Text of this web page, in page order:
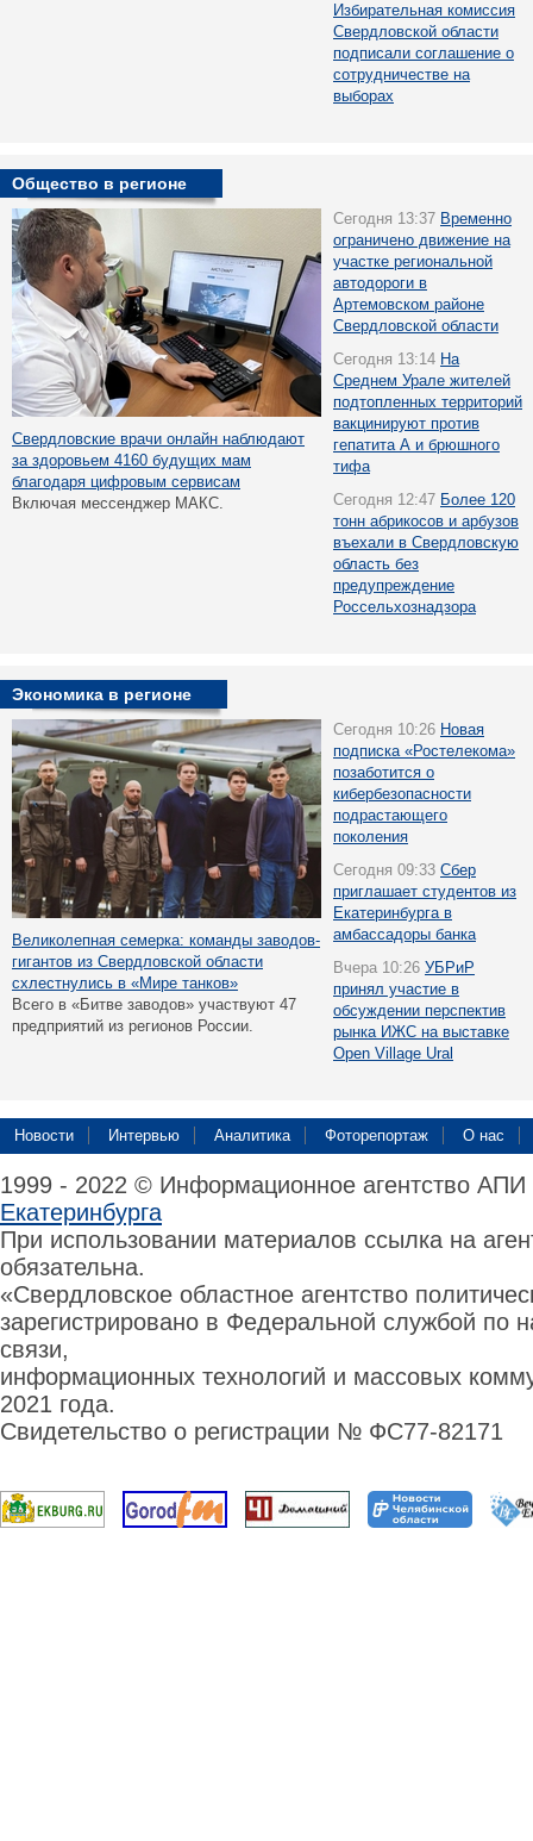
Избирательная комиссия
Свердловской области
подписали соглашение о
сотрудничестве на
выборах
Общество в регионе
Свердловские врачи онлайн наблюдают
за здоровьем 4160 будущих мам
благодаря цифровым сервисам
Включая мессенджер МАКС.
Сегодня 13:37 Временно
ограничено движение на
участке региональной
автодороги в
Артемовском районе
Свердловской области
Сегодня 13:14 На
Среднем Урале жителей
подтопленных территорий
вакцинируют против
гепатита А и брюшного
тифа
Сегодня 12:47 Более 120
тонн абрикосов и арбузов
въехали в Свердловскую
область без
предупреждение
Россельхознадзора
Экономика в регионе
Великолепная семерка: команды заводов-
гигантов из Свердловской области
схлестнулись в «Мире танков»
Всего в «Битве заводов» участвуют 47
предприятий из регионов России.
Сегодня 10:26 Новая
подписка «Ростелекома»
позаботится о
кибербезопасности
подрастающего
поколения
Сегодня 09:33 Сбер
приглашает студентов из
Екатеринбурга в
амбассадоры банка
Вчера 10:26 УБРиР
принял участие в
обсуждении перспектив
рынка ИЖС на выставке
Open Village Ural
Новости Интервью Аналитика Фоторепортаж О нас
1999 - 2022 © Информационное агентство
Екатеринбурга
При использовании материалов ссылка на
обязательна.
«Свердловское областное агентство
зарегистрировано в Федеральной службой по
связи,
информационных технологий и массовых
2021 года.
Свидетельство о регистрации № ФС77-82171